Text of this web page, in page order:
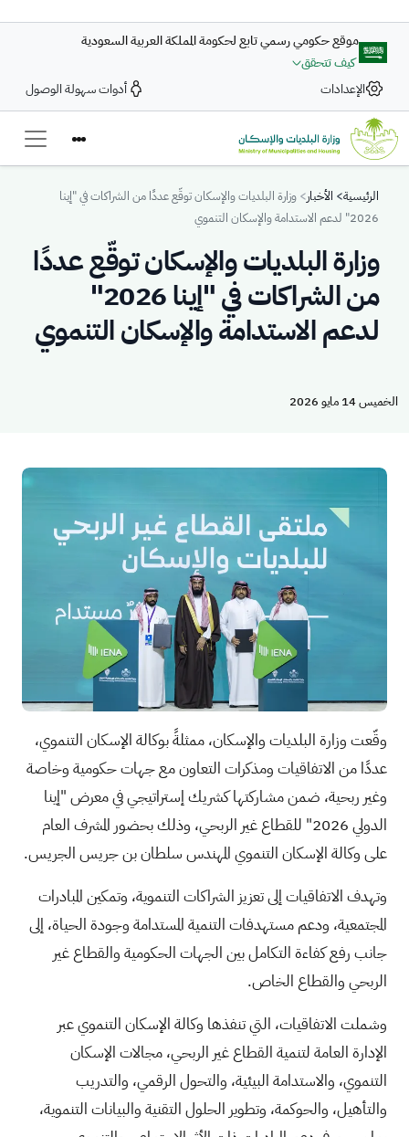
موقع حكومي رسمي تابع لحكومة المملكة العربية السعودية
كيف تتحقق
الإعدادات
أدوات سهولة الوصول
Breadcrumb
الرئيسية الأخبار
وزارة البلديات والإسكان توقّع عددًا من الشراكات في "إينا
2026" لدعم الاستدامة والإسكان التنموي
وزارة البلديات والإسكان توقّع عددًا
من الشراكات في "إينا 2026"
لدعم الاستدامة والإسكان التنموي
الخميس 14 مايو 2026
وقّعت وزارة البلديات والإسكان، ممثلةً بوكالة الإسكان التنموي،
عددًا من الاتفاقيات ومذكرات التعاون مع جهات حكومية وخاصة
وغير ربحية، ضمن مشاركتها كشريك إستراتيجي في معرض "إينا
الدولي 2026" للقطاع غير الربحي، وذلك بحضور المشرف العام
على وكالة الإسكان التنموي المهندس سلطان بن جريس الجريس.
وتهدف الاتفاقيات إلى تعزيز الشراكات التنموية، وتمكين المبادرات
المجتمعية، ودعم مستهدفات التنمية المستدامة وجودة الحياة، إلى
جانب رفع كفاءة التكامل بين الجهات الحكومية والقطاع غير
الربحي والقطاع الخاص.
وشملت الاتفاقيات، التي تنفذها وكالة الإسكان التنموي عبر
الإدارة العامة لتنمية القطاع غير الربحي، مجالات الإسكان
التنموي، والاستدامة البيئية، والتحول الرقمي، والتدريب
والتأهيل، والحوكمة، وتطوير الحلول التقنية والبيانات التنموية،